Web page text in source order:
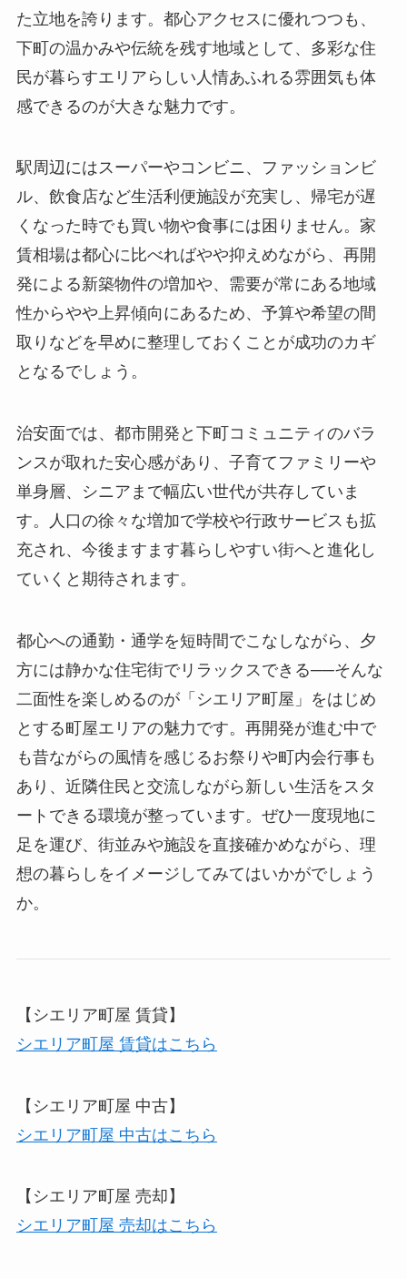
た立地を誇ります。都心アクセスに優れつつも、
下町の温かみや伝統を残す地域として、多彩な住
民が暮らすエリアらしい人情あふれる雰囲気も体
感できるのが大きな魅力です。
駅周辺にはスーパーやコンビニ、ファッションビ
ル、飲食店など生活利便施設が充実し、帰宅が遅
くなった時でも買い物や食事には困りません。家
賃相場は都心に比べればやや抑えめながら、再開
発による新築物件の増加や、需要が常にある地域
性からやや上昇傾向にあるため、予算や希望の間
取りなどを早めに整理しておくことが成功のカギ
となるでしょう。
治安面では、都市開発と下町コミュニティのバラ
ンスが取れた安心感があり、子育てファミリーや
単身層、シニアまで幅広い世代が共存していま
す。人口の徐々な増加で学校や行政サービスも拡
充され、今後ますます暮らしやすい街へと進化し
ていくと期待されます。
都心への通勤・通学を短時間でこなしながら、夕
方には静かな住宅街でリラックスできる──そんな
二面性を楽しめるのが「シエリア町屋」をはじめ
とする町屋エリアの魅力です。再開発が進む中で
も昔ながらの風情を感じるお祭りや町内会行事も
あり、近隣住民と交流しながら新しい生活をスタ
ートできる環境が整っています。ぜひ一度現地に
足を運び、街並みや施設を直接確かめながら、理
想の暮らしをイメージしてみてはいかがでしょう
か。
【シエリア町屋 賃貸】
シエリア町屋 賃貸はこちら
【シエリア町屋 中古】
シエリア町屋 中古はこちら
【シエリア町屋 売却】
シエリア町屋 売却はこちら